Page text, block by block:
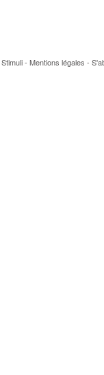
Stimuli- Mentions légales -